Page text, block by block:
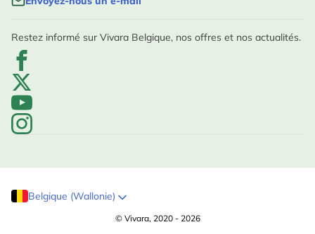
Restez informé sur Vivara Belgique, nos offres et nos actualités.
Belgique (Wallonie)
© Vivara, 2020 - 2026